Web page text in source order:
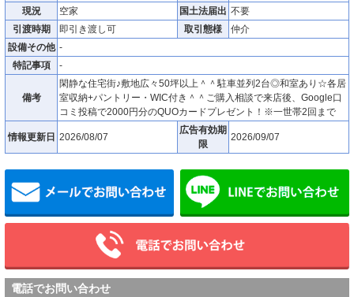
現況 空家 国土法届出 不要
引渡時期
即引き渡し可 取引態様
仲介
設備その他 -
特記事項
-
備考
閑静な住宅街♪敷地広々50坪以上＾＾駐車並列2台◎和室あり☆各居
室収納+パントリー・WIC付き＾＾ご購入相談で来店後、Google口
コミ投稿で2000円分のQUOカードプレゼント！※一世帯2回まで
情報更新日 2026/08/07
広告有効期
限
2026/09/07
メールでお問い合わせ
電話でお問い合わせ